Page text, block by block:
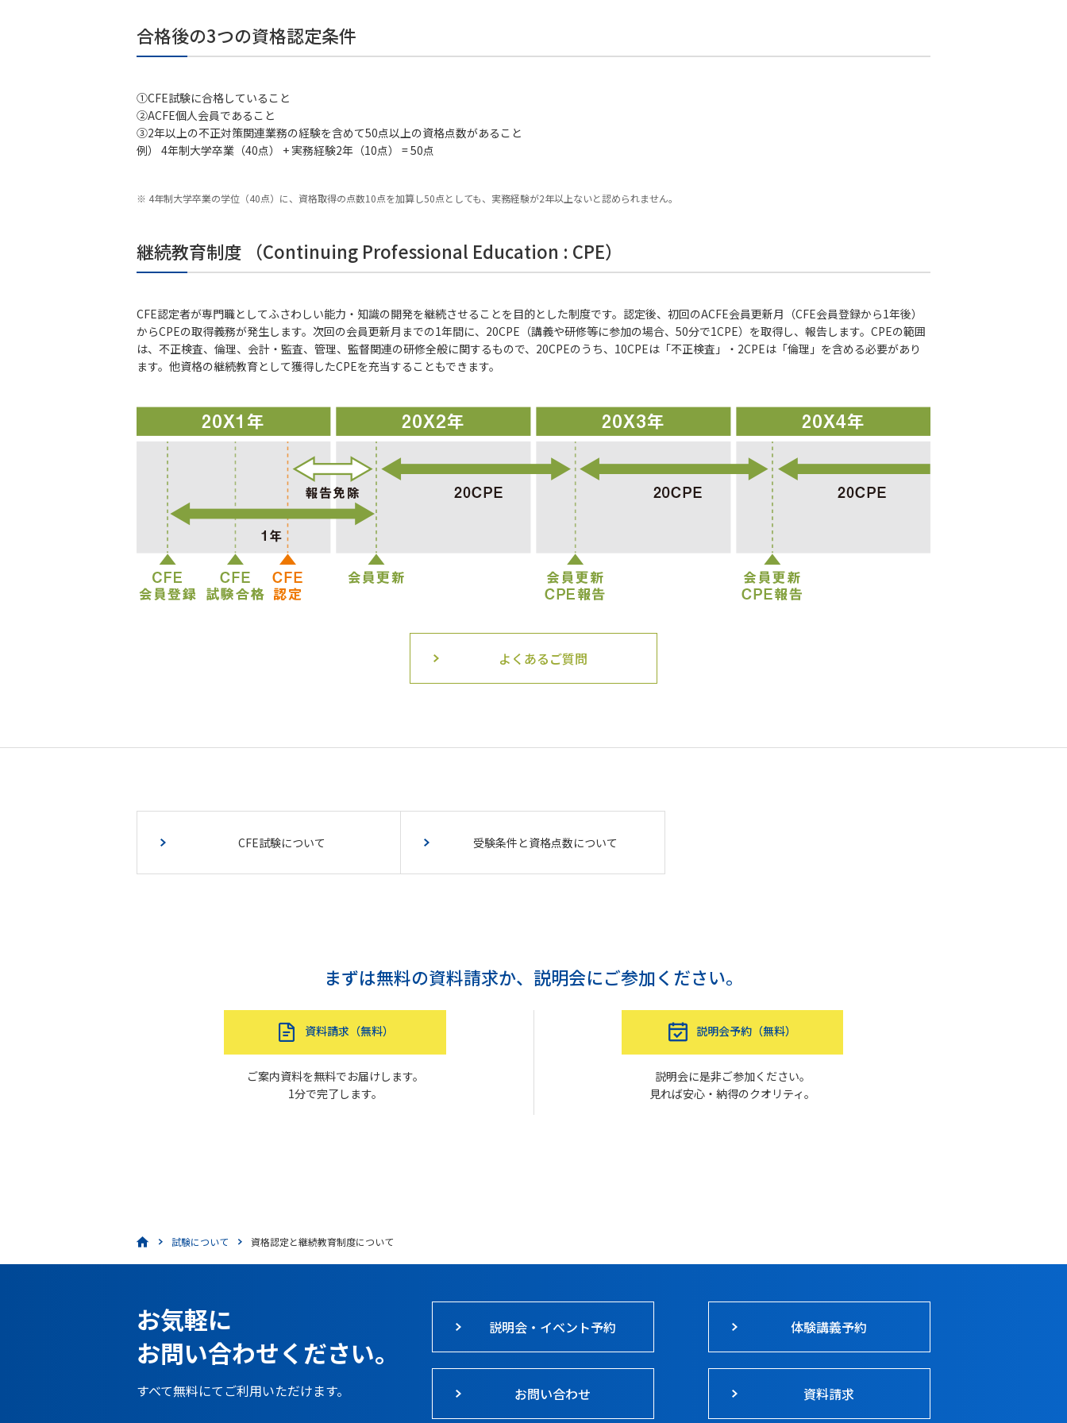
合格後の3つの資格認定条件
①CFE試験に合格していること
②ACFE個人会員であること
③2年以上の不正対策関連業務の経験を含めて50点以上の資格点数があること
例） 4年制大学卒業（40点） + 実務経験2年（10点） = 50点
4年制大学卒業の学位（40点）に、資格取得の点数10点を加算し50点としても、実務経験が2年以上ないと認められません。
継続教育制度 （Continuing Professional Education : CPE）
CFE認定者が専門職としてふさわしい能力・知識の開発を継続させることを目的とした制度です。認定後、初回のACFE会員更新月（CFE会員登録から1年後）
からCPEの取得義務が発生します。次回の会員更新月までの1年間に、20CPE（講義や研修等に参加の場合、50分で1CPE）を取得し、報告します。CPEの範囲
は、不正検査、倫理、会計・監査、管理、監督関連の研修全般に関するもので、20CPEのうち、10CPEは「不正検査」・2CPEは「倫理」を含める必要があり
ます。他資格の継続教育として獲得したCPEを充当することもできます。
よくあるご質問
CFE試験について 受験条件と資格点数について
まずは無料の資料請求か、 説明会にご参加ください。
資料請求（無料）
ご案内資料を無料でお届けします。
1分で完了します。
説明会予約（無料）
説明会に是非ご参加ください。
見れば安心・納得のクオリティ。
試験について 資格認定と継続教育制度について
お気軽に
お問い合わせください。
すべて無料にてご利用いただけます。
説明会・イベント予約 体験講義予約
お問い合わせ 資料請求